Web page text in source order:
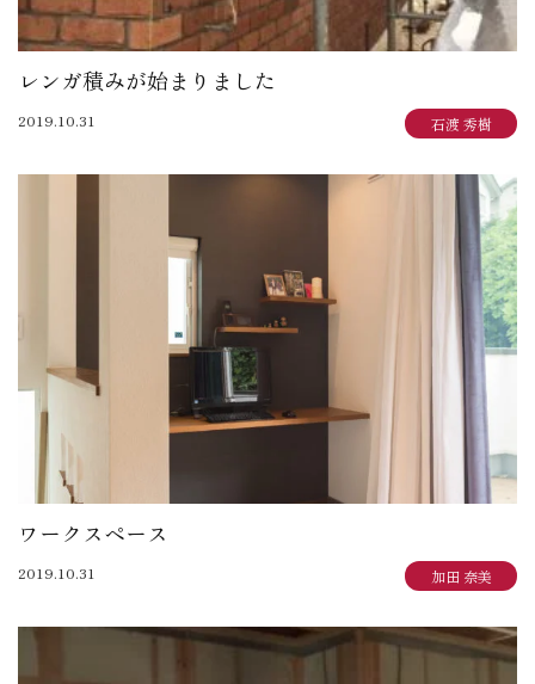
レンガ積みが始まりました
2019.10.31 石渡 秀樹
ワークスペース
2019.10.31 加田 奈美